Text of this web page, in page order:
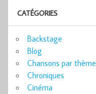
CATÉGORIES
Backstage
Blog
Chansons par thème
Chroniques
Cinéma